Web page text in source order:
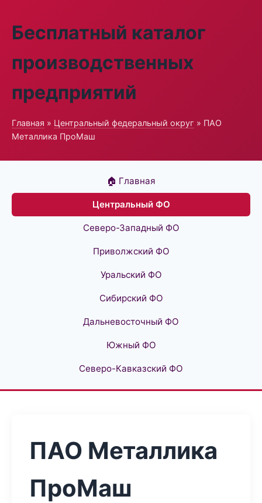
Бесплатный каталог
производственных
предприятий
Главная » Центральный федеральный округ » ПАО
Металлика ПроМаш
🏠 Главная
Центральный ФО
Северо-Западный ФО
Приволжский ФО
Уральский ФО
Сибирский ФО
Дальневосточный ФО
Южный ФО
Северо-Кавказский ФО
ПАО Металлика
ПроМаш